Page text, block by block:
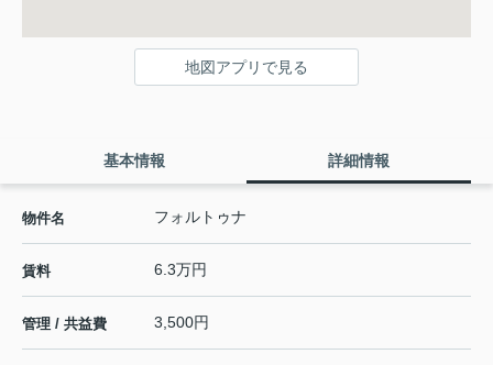
地図アプリで見る
基本情報 詳細情報
物件名 フォルトゥナ
賃料 6.3万円
管理 / 共益費 3,500円